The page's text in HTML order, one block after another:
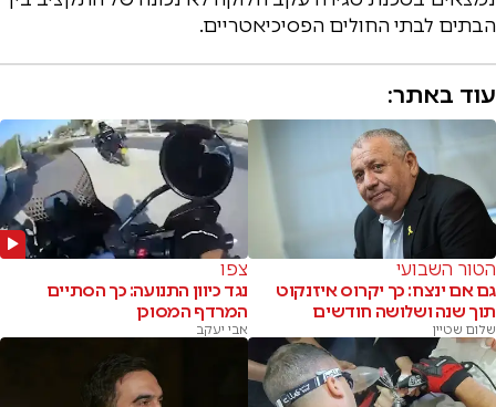
הבתים לבתי החולים הפסיכיאטריים.
עוד באתר:
הטור השבועי
גם אם ינצח: כך יקרוס איזנקוט
תוך שנה ושלושה חודשים
שלום שטיין
צפו
נגד כיוון התנועה: כך הסתיים
המרדף המסוכן
אבי יעקב